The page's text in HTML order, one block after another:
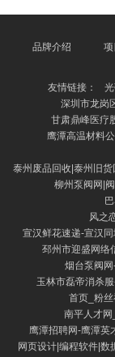
和器官功能。
的烹调形式
品牌介绍 项
友情链接：
深圳市龙岗
甘肃鼎峰医疗
鹰潭高温材料
泰州废品回收|泰州旧
柳州泵阀网|
风之
宣汉鲜花速递-宣汉
邳州市迎盛网络
烟台泵阀
玉林市磊帝消杀
首页_粉丝
南平人才
鹰潭招聘网-鹰潭英
网页设计|编程软件|数